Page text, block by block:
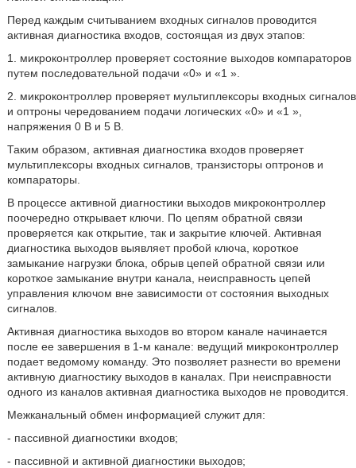
Перед каждым считыванием входных сигналов проводится
активная диагностика входов, состоящая из двух этапов:
1. микроконтроллер проверяет состояние выходов компараторов
путем последовательной подачи «0» и «1 ».
2. микроконтроллер проверяет мультиплексоры входных сигналов
и оптроны чередованием подачи логических «0» и «1 »,
напряжения 0 В и 5 В.
Таким образом, активная диагностика входов проверяет
мультиплексоры входных сигналов, транзисторы оптронов и
компараторы.
В процессе активной диагностики выходов микроконтроллер
поочередно открывает ключи. По цепям обратной связи
проверяется как открытие, так и закрытие ключей. Активная
диагностика выходов выявляет пробой ключа, короткое
замыкание нагрузки блока, обрыв цепей обратной связи или
короткое замыкание внутри канала, неисправность цепей
управления ключом вне зависимости от состояния выходных
сигналов.
Активная диагностика выходов во втором канале начинается
после ее завершения в 1-м канале: ведущий микроконтроллер
подает ведомому команду. Это позволяет разнести во времени
активную диагностику выходов в каналах. При неисправности
одного из каналов активная диагностика выходов не проводится.
Межканальный обмен информацией служит для:
- пассивной диагностики входов;
- пассивной и активной диагностики выходов;